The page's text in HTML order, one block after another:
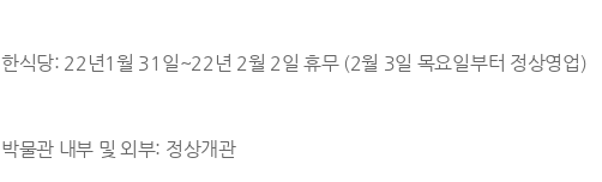
한식당: 22년1월 31일~22년 2월 2일 휴무 (2월 3일 목요일부터 정상영업)
박물관 내부 및 외부: 정상개관